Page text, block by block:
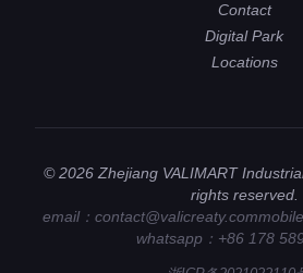
Contact
Digital Park
Locations
© 2026 Zhejiang VALIMART
rights reserved.
email：contact@valicreaty.com
whatsapp：+86 178